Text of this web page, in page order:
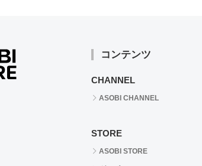
コンテンツ
CHANNEL
ASOBI CHANNEL
STORE
ASOBI STORE